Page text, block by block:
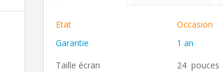
Etat
Occasion
Garantie
1 an
Taille écran
24 pouces